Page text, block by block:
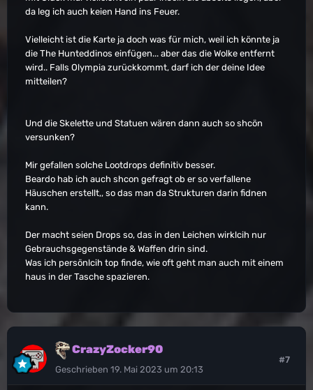
da leg ich auch keien Hand ins Feuer.
Vielleicht ist die Karte ja doch was für mich, weil ich könnte ja
die The Hunteddinos einfügen... aber das die Wolke entfernt
wird.. Falls Olympia zurückkommt, darf ich der deine Idee
mitteilen?
Und die Skelette und Statuen wären dann auch so shcön
versunken?
Mir gefallen solche Lootdrops definitiv besser.
Beardo hab ich auch shcon gefragt ob er so verfallene
Häuschen erstellt,, so das man da Strukturen darin fidnen
kann.
Der macht seien Drops so, das in den Leichen wirklcih nur
Gebrauchsgegenstände & Waffen drin sind.
Was ich persönlcih top finde, wie oft geht man auch mit einem
haus in der Tasche spazieren.
CrazyZocker90
Geschrieben 19. Mai 2023 um 20:13
#7